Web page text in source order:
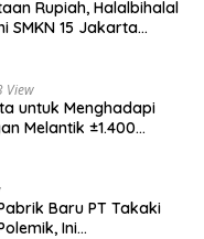
Rupiah, Halalbihalal
SMKN 15 Jakarta
View
untuk Menghadapi
Melantik ±1.400
Baru PT Takaki
Ini